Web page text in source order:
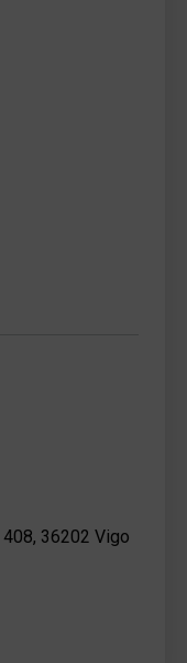
36202 Vigo